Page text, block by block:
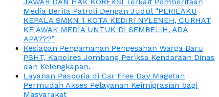
Media Berita Patroli Dengan Judul “PERILAKU
KEPALA SMKN 1 KOTA KEDIRI NYLENEH, CURHAT
KE AWAK MEDIA UNTUK DI SEMBELIH, ADA
APA???”
Kesiapan Pengamanan Pengesahan Warga Baru
PSHT, Kapolres Jombang Periksa Kendaraan Dinas
dan Kelengkapan.
Layanan Pasporia di Car Free Day Magetan
Permudah Akses Pelayanan Keimigrasian bagi
Masyarakat